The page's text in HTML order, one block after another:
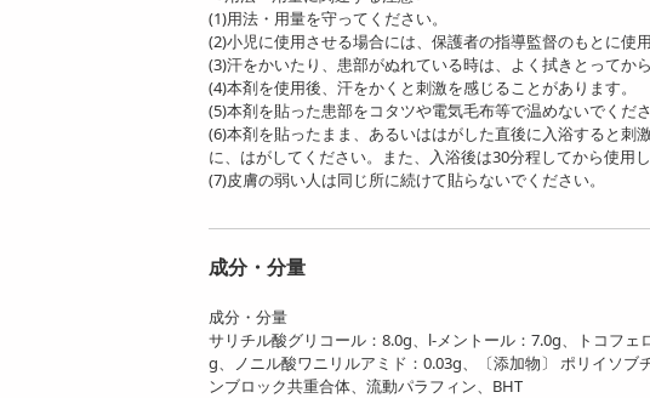
(1)用法・用量を守ってください。
(2)小児に使用させる場合には、保護者の指導監督のもとに使
(3)汗をかいたり、患部がぬれている時は、よく拭きとってから
(4)本剤を使用後、汗をかくと刺激を感じることがあります。
(5)本剤を貼った患部をコタツや電気毛布等で温めないでくださ
(6)本剤を貼ったまま、あるいははがした直後に入浴すると刺
に、はがしてください。 また、入浴後は30分程してから使用し
(7)皮膚の弱い人は同じ所に続けて貼らないでください。
成分・分量
成分・分量
サリチル酸グリコール：8.0g、l-メントール：7.0g、トコフ
g、ノニル酸ワニリルアミド：0.03g、〔添加物〕 ポリイソ
ンブロック共重合体、流動パラフィン、BHT